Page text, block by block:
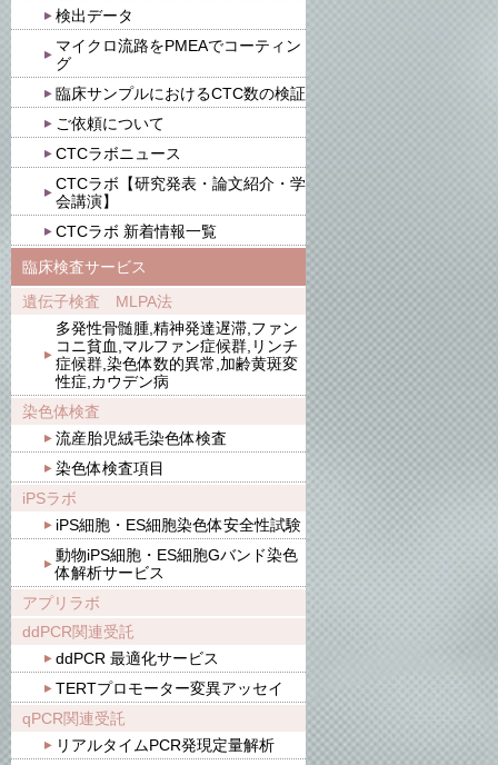
検出データ
マイクロ流路をPMEAでコーティン
グ
臨床サンプルにおけるCTC数の検証
ご依頼について
CTCラボニュース
CTCラボ【研究発表・論文紹介・学
会講演】
CTCラボ 新着情報一覧
臨床検査サービス
遺伝子検査 MLPA法
多発性骨髄腫,精神発達遅滞,ファン
コニ貧血,マルファン症候群,リンチ
症候群,染色体数的異常,加齢黄斑変
性症,カウデン病
染色体検査
流産胎児絨毛染色体検査
染色体検査項目
iPSラボ
iPS細胞・ES細胞染色体安全性試験
動物iPS細胞・ES細胞Gバンド染色
体解析サービス
アプリラボ
ddPCR関連受託
ddPCR 最適化サービス
TERTプロモーター変異アッセイ
qPCR関連受託
リアルタイムPCR発現定量解析